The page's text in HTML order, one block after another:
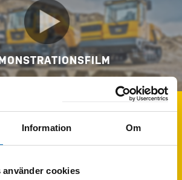
Information Om
använder cookies
KONTAKTA MIG
C828s.